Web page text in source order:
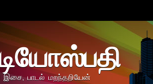
இசை, பாடல் மறந்தறியேன்